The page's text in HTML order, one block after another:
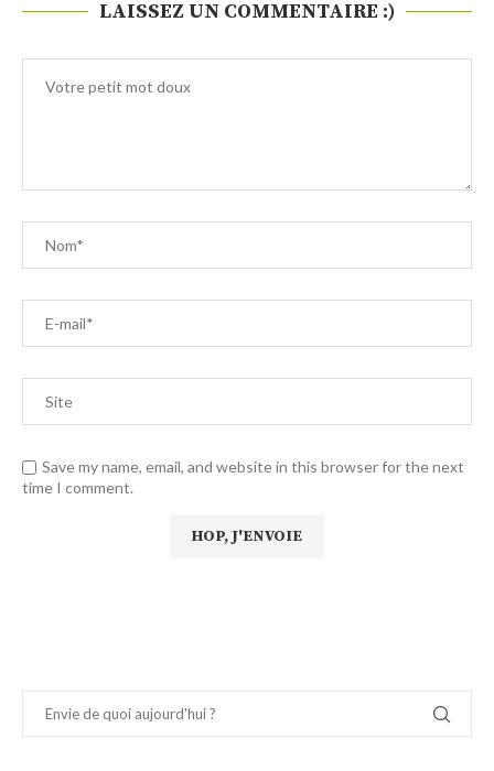
LAISSEZ UN COMMENTAIRE :)
Save my name, email, and website in this browser for the next
time I comment.